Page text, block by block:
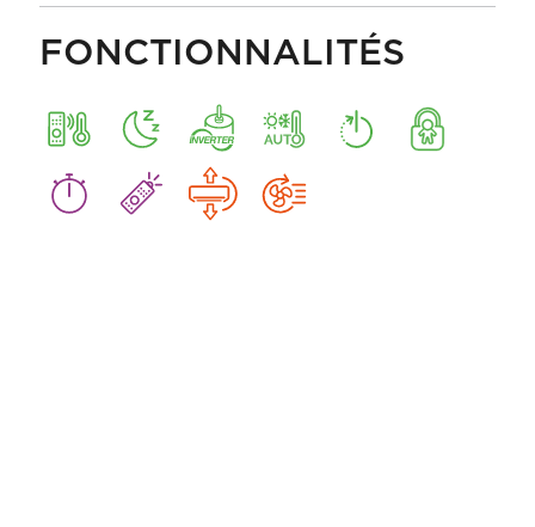
FONCTIONNALITÉS